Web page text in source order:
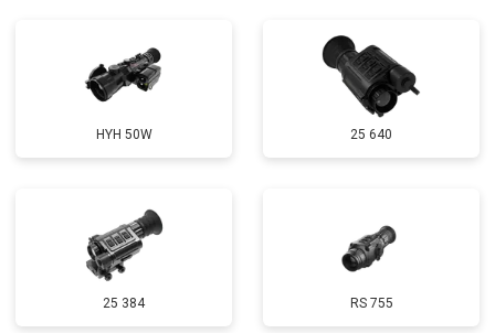
HYH 50W 25 640
25 384 RS 755